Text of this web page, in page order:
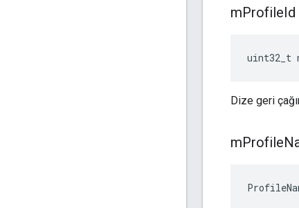
mProfileId
uint32_t
Dize geri
mProfile